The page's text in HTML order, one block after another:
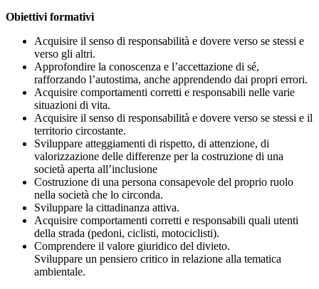
Obiettivi formativi
Acquisire il senso di responsabilità e dovere verso se stessi e
verso gli altri.
Approfondire la conoscenza e l’accettazione di sé,
rafforzando l’autostima, anche apprendendo dai propri errori.
Acquisire comportamenti corretti e responsabili nelle varie
situazioni di vita.
Acquisire il senso di responsabilità e dovere verso se stessi e il
territorio circostante.
Sviluppare atteggiamenti di rispetto, di attenzione, di
valorizzazione delle differenze per la costruzione di una
società aperta all’inclusione
Costruzione di una persona consapevole del proprio ruolo
nella società che lo circonda.
Sviluppare la cittadinanza attiva.
Acquisire comportamenti corretti e responsabili quali utenti
della strada (pedoni, ciclisti, motociclisti).
Comprendere il valore giuridico del divieto.
Sviluppare un pensiero critico in relazione alla tematica
ambientale.